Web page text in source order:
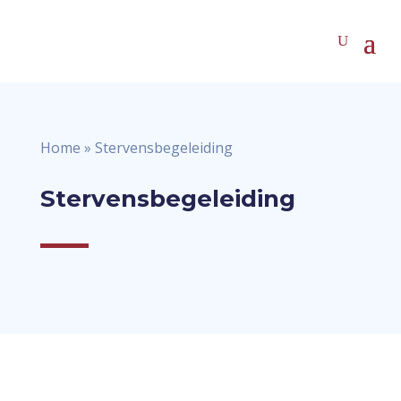
Home » Stervensbegeleiding
Stervensbegeleiding